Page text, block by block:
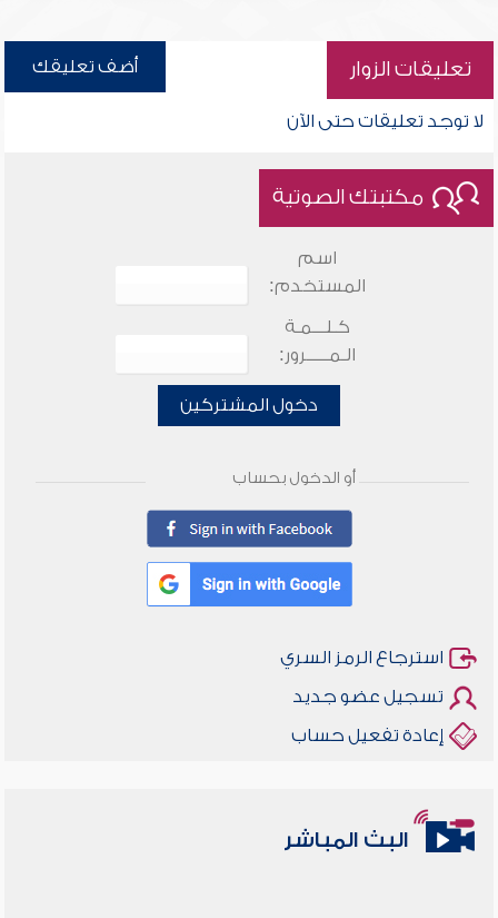
تعليقات الزوار أضف تعليقك
لا توجد تعليقات حتى الآن
مكتبتك الصوتية
اسم
المستخدم:
كـلـــمـة
الـمـــــرور:
دخول المشتركين
أو الدخول بحساب
استرجاع الرمز السري
تسجيل عضو جديد
إعادة تفعيل حساب
البث المباشر